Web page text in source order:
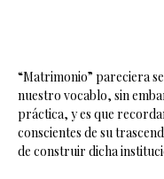
“Matrimonio” pareciera
nuestro vocablo, sin
práctica, y es que
conscientes de su
de construir dicha